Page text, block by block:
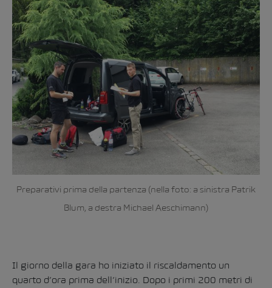
Preparativi prima della partenza (nella foto: a sinistra Patrik
Blum, a destra Michael Aeschimann)
Il giorno della gara ho iniziato il riscaldamento un
quarto d’ora prima dell’inizio. Dopo i primi 200 metri di